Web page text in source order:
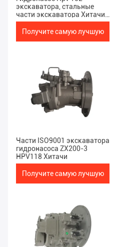
экскаватора, стальные
части экскаватора Хитачи
Zx200
Получите самую лучшую
Части ISO9001 экскаватора
гидронасоса ZX200-3
HPV118 Хитачи
Получите самую лучшую